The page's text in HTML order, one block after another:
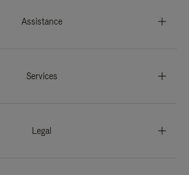
Assistance
Services
Legal